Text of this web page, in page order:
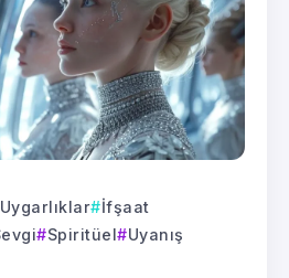
Uygarlıklar
İfşaat
Spiritüel
Uyanış